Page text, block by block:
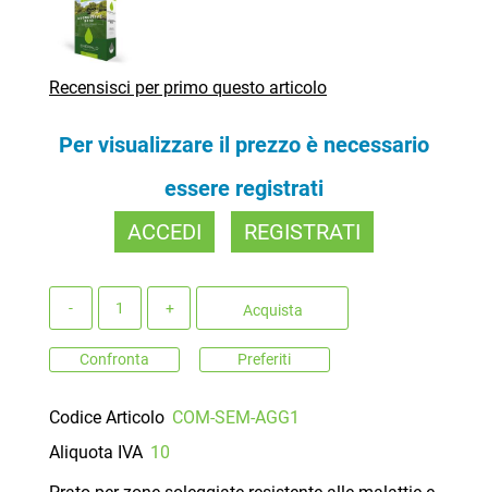
Recensisci per primo questo articolo
Per visualizzare il prezzo è necessario
essere registrati
ACCEDI
REGISTRATI
Acquista
Confronta Preferiti
Codice Articolo COM-SEM-AGG1
Aliquota IVA 10